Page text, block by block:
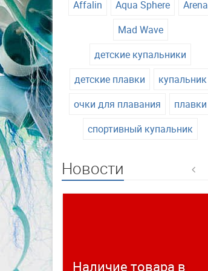
Affalin Aqua Sphere
Arena
Mad Wave
детские купальники
детские плавки
купальник
очки для плавания
плавки
спортивный купальник
Новости
Наличие товара в